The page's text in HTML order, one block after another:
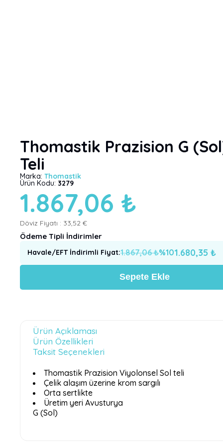
Thomastik Prazision G
Teli
Marka: Thomastik
Ürün Kodu: 3279
1.867,06 ₺
Döviz Fiyatı : 33,52 €
Ödeme Tipli İndirimler
Havale/EFT İndirimli Fiyat:1.867,06₺%101.680,35 ₺
Sepete Ekle
Ürün Açıklaması
Ürün Özellikleri
Taksit Seçenekleri
Thomastik Prazision Viyolonsel Sol teli
Çelik alaşım üzerine krom sargılı
Orta sertlikte
Üretim yeri Avusturya
G (Sol)